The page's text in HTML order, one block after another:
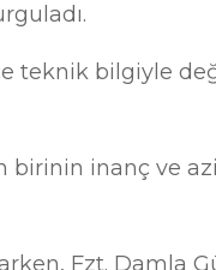
teknik bilgiyle
birinin inanç ve
Fzt. Damla